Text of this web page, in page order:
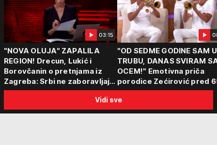
03:15
"NOVA OLUJA" ZAPALILA
REGION! Drecun, Lukić i
Borovčanin o pretnjama iz
Zagreba: Srbi ne zaboravljaju
progon
"OD SEDME GODINE SAM
TRUBU, DANAS SVIRAM
OCEM!" Emotivna priča
porodice Zećirović pred
Sabor trubača u Guči
Vidi sve